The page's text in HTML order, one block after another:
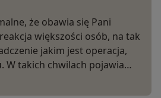
że obawia się Pani
większości osób, na tak
jakim jest operacja,
W takich chwilach pojawia…